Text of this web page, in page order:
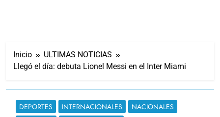
Inicio
ULTIMAS NOTICIAS
Llegó el día: debuta Lionel Messi en el Inter Miami
DEPORTES INTERNACIONALES
NACIONALES